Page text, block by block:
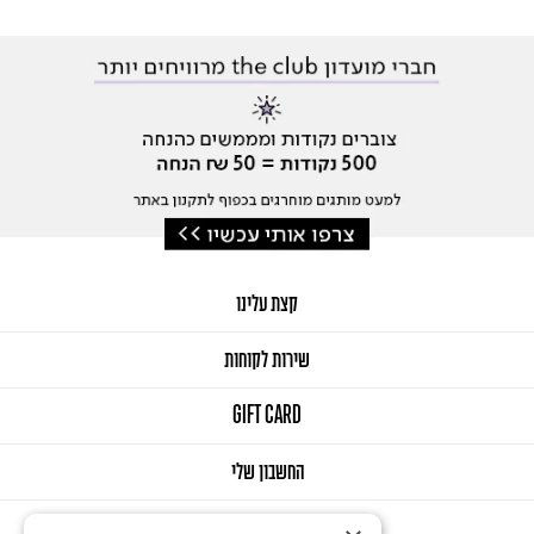
קצת עלינו
שירות לקוחות
GIFT CARD
החשבון שלי